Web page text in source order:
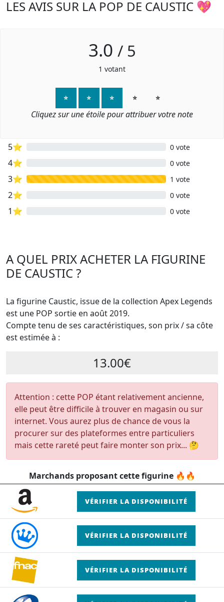
LES AVIS SUR LA POP DE CAUSTIC 💖
3.0 / 5
1 votant
⭐ ⭐ ⭐ ⭐ ⭐
Cliquez sur une étoile pour attribuer votre note
5⭐ 0 vote
4⭐ 0 vote
3⭐ 1 vote
2⭐ 0 vote
1⭐ 0 vote
A QUEL PRIX ACHETER LA FIGURINE
DE CAUSTIC ?
La figurine Caustic, issue de la collection Apex Legends
est une POP sortie en août 2019.
Compte tenu de ses caractéristiques, son prix / sa côte
est estimée à :
13.00€
Attention : cette POP étant relativement ancienne,
elle peut être difficile à trouver en magasin ou sur
internet. Vous aurez plus de chance de vous la
procurer sur des plateformes entre particuliers
mais cette rareté peut faire monter son prix... 🤔
Marchands proposant cette figurine 🔥🔥
VÉRIFIER LA DISPONIBILITÉ
VÉRIFIER LA DISPONIBILITÉ
VÉRIFIER LA DISPONIBILITÉ